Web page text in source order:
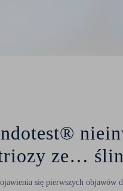
ze…
się pierwszych